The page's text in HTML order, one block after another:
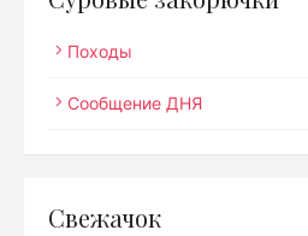
Походы
Сообщение ДНЯ
Свежачок